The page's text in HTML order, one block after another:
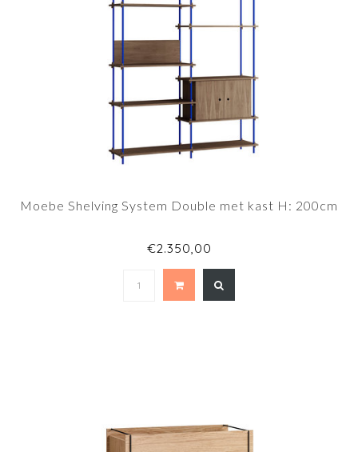
Moebe Shelving System Double met kast H: 200cm
€2.350,00